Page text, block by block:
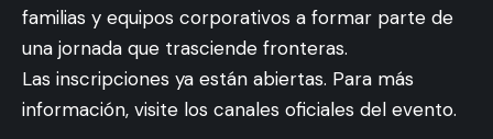
familias y equipos corporativos a formar parte de
una jornada que trasciende fronteras.
Las inscripciones ya están abiertas. Para más
información, visite los canales oficiales del evento.